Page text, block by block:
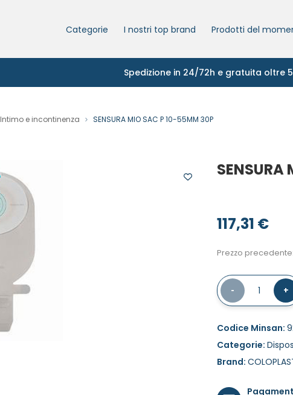
Categorie I nostri top brand Prodotti del
Spedizione in 24/72h e gratuita oltre
Intimo e incontinenza SENSURA MIO SAC P 10-55MM 30P
SENSURA
117,31 €
Prezzo precedente:
- 1 +
Codice Minsan:
Categorie:
Brand: